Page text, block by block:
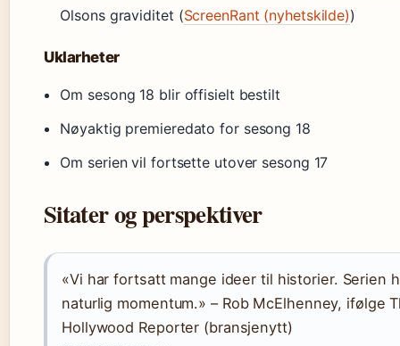
Olsons graviditet (ScreenRant (nyhetskilde))
Uklarheter
Om sesong 18 blir offisielt bestilt
Nøyaktig premieredato for sesong 18
Om serien vil fortsette utover sesong 17
Sitater og perspektiver
«Vi har fortsatt mange ideer til historier. Serien
naturlig momentum.» – Rob McElhenney, ifølge
Hollywood Reporter (bransjenytt)